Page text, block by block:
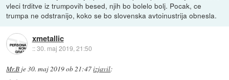
vleci trditve iz trumpovih besed, njih bo bolelo bolj. Pocak, ce
trumpa ne odstranijo, koko se bo slovenska avtoinustrija obnesla.
xmetallic
::30. maj 2019, 21:50
Mr.B je30. maj 2019 ob 21:47izjavil: